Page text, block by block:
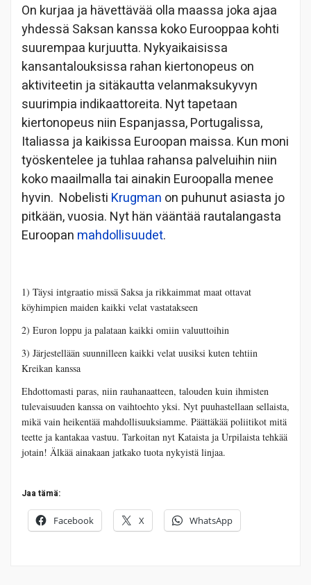
On kurjaa ja hävettävää olla maassa joka ajaa
yhdessä Saksan kanssa koko Eurooppaa kohti
suurempaa kurjuutta. Nykyaikaisissa
kansantalouksissa rahan kiertonopeus on
aktiviteetin ja sitäkautta velanmaksukyvyn
suurimpia indikaattoreita. Nyt tapetaan
kiertonopeus niin Espanjassa, Portugalissa,
Italiassa ja kaikissa Euroopan maissa. Kun moni
työskentelee ja tuhlaa rahansa palveluihin niin
koko maailmalla tai ainakin Euroopalla menee
hyvin. Nobelisti Krugman on puhunut asiasta jo
pitkään, vuosia. Nyt hän vääntää rautalangasta
Euroopan mahdollisuudet.
1) Täysi intgraatio missä Saksa ja rikkaimmat maat ottavat
köyhimpien maiden kaikki velat vastatakseen
2) Euron loppu ja palataan kaikki omiin valuuttoihin
3) Järjestellään suunnilleen kaikki velat uusiksi kuten tehtiin
Kreikan kanssa
Ehdottomasti paras, niin rauhanaatteen, talouden kuin ihmisten
tulevaisuuden kanssa on vaihtoehto yksi. Nyt puuhastellaan sellaista,
mikä vain heikentää mahdollisuuksiamme. Päättäkää poliitikot mitä
teette ja kantakaa vastuu. Tarkoitan nyt Kataista ja Urpilaista tehkää
jotain! Älkää ainakaan jatkako tuota nykyistä linjaa.
Jaa tämä:
Facebook X WhatsApp